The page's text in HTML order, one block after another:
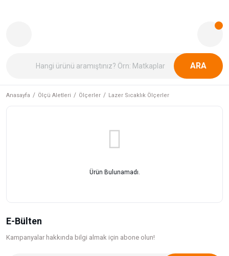
ARA
Anasayfa Ölçü Aletleri Ölçerler Lazer Sıcaklık Ölçerler
Ürün Bulunamadı.
E-Bülten
Kampanyalar hakkında bilgi almak için abone olun!